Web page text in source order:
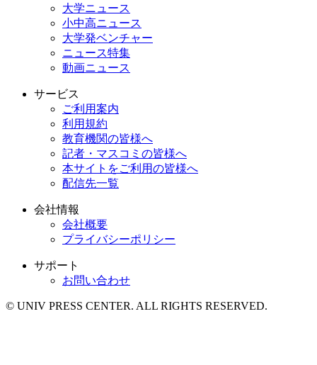
大学ニュース
小中高ニュース
大学発ベンチャー
ニュース特集
動画ニュース
サービス
ご利用案内
利用規約
教育機関の皆様へ
記者・マスコミの皆様へ
本サイトをご利用の皆様へ
配信先一覧
会社情報
会社概要
プライバシーポリシー
サポート
お問い合わせ
© UNIV PRESS CENTER. ALL RIGHTS RESERVED.